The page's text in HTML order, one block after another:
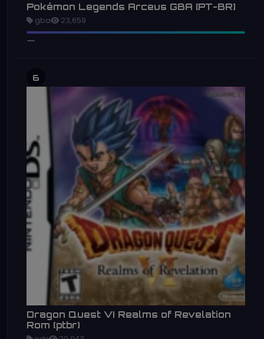
Pokémon Legends Arceus GBA [PT-BR]
gba 23,659
6
Dragon Quest VI Realms of Revelation
Rom (ptbr)